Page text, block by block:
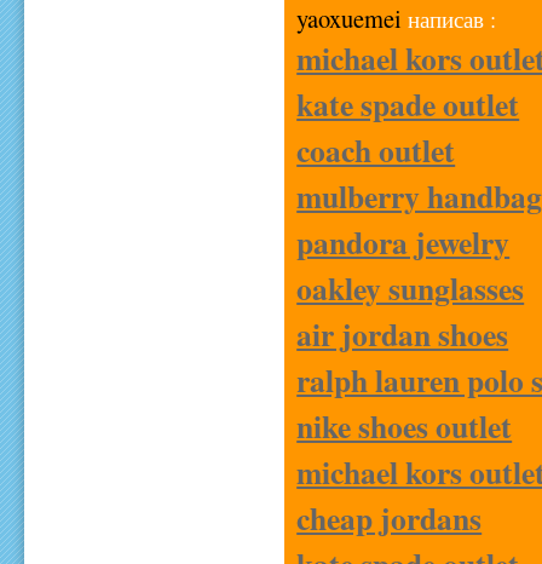
yaoxuemei написав :
michael kors
kate spade outlet
coach outlet
mulberry
pandora jewelry
oakley sunglasses
air jordan shoes
ralph lauren polo
nike shoes outlet
michael kors
cheap jordans